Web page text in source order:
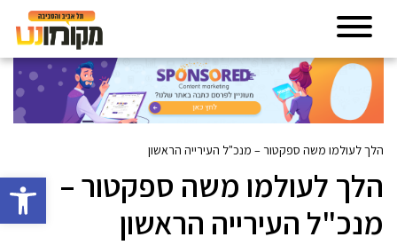
פתח
הלך לעולמו משה ספקטור – מנכ"ל העירייה הראשון
הלך לעולמו משה ספקטור –
מנכ"ל העירייה הראשון